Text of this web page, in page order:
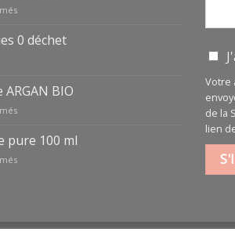
sur
fêtes
des
0 déchet
BIO
sur
végétale
ARGAN
BIO
pure 100 ml
sur
ml
Votre
de la
lien